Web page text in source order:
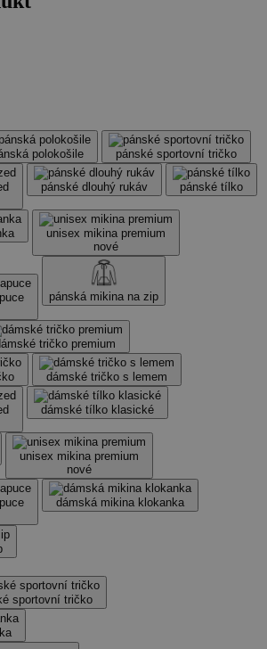
polokošile pánské sportovní tričko
pánské dlouhý rukáv pánské tílko
unisex mikina premium
nové
pánská mikina na zip
tričko premium
dámské tričko s lemem
dámské tílko klasické
unisex mikina premium
nové
dámská mikina klokanka
sportovní tričko